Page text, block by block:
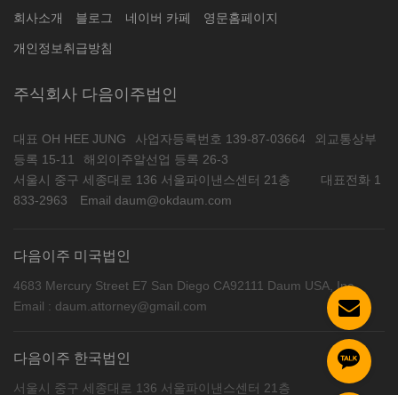
회사소개 블로그 네이버 카페 영문홈페이지
개인정보취급방침
주식회사 다음이주법인
대표 OH HEE JUNG 사업자등록번호 139-87-03664
외교통상부
등록 15-11
해외이주알선업 등록 26-3
서울시 중구 세종대로 136 서울파이낸스센터 21층
대표전화 1
833-2963
Email daum@okdaum.com
다음이주 미국법인
4683 Mercury Street E7 San Diego CA92111 Daum USA, Inc
Email : daum.attorney@gmail.com
다음이주 한국법인
서울시 중구 세종대로 136 서울파이낸스센터 21층